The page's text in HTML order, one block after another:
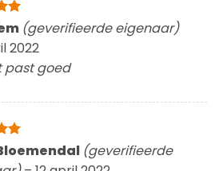
(geverifieerde eigenaar)
2022
past goed
(geverifieerde